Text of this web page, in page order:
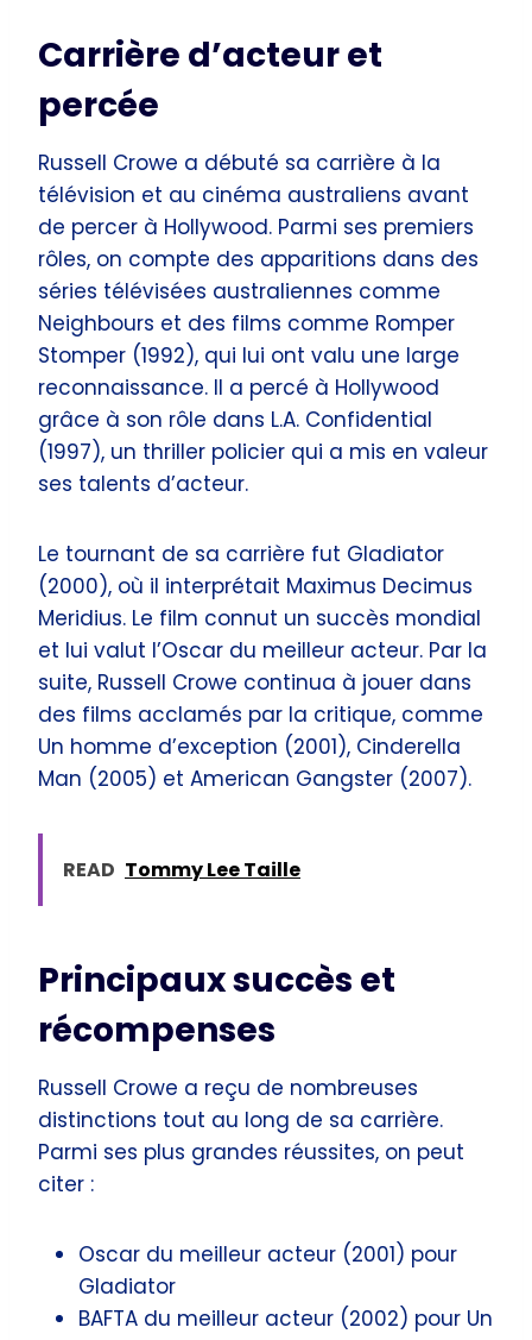
Carrière d’acteur et
percée
Russell Crowe a débuté sa carrière à la
télévision et au cinéma australiens avant
de percer à Hollywood. Parmi ses premiers
rôles, on compte des apparitions dans des
séries télévisées australiennes comme
Neighbours et des films comme Romper
Stomper (1992), qui lui ont valu une large
reconnaissance. Il a percé à Hollywood
grâce à son rôle dans L.A. Confidential
(1997), un thriller policier qui a mis en valeur
ses talents d’acteur.
Le tournant de sa carrière fut Gladiator
(2000), où il interprétait Maximus Decimus
Meridius. Le film connut un succès mondial
et lui valut l’Oscar du meilleur acteur. Par la
suite, Russell Crowe continua à jouer dans
des films acclamés par la critique, comme
Un homme d’exception (2001), Cinderella
Man (2005) et American Gangster (2007).
READ Tommy Lee Taille
Principaux succès et
récompenses
Russell Crowe a reçu de nombreuses
distinctions tout au long de sa carrière.
Parmi ses plus grandes réussites, on peut
citer :
Oscar du meilleur acteur (2001) pour
Gladiator
BAFTA du meilleur acteur (2002) pour Un